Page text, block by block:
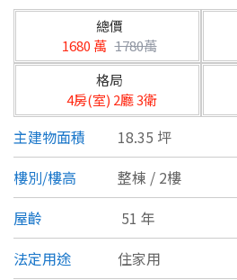
台北市
基隆市
新北市
宜蘭縣
桃園市
新竹市
新竹縣
類型(可複選)
公寓
別墅 透天厝
總價
1680 萬1780萬
格局
4房(室) 2廳 3衛
主建物面積
18.35 坪
樓別/樓高
整棟 / 2樓
屋齡
51 年
法定用途
住家用